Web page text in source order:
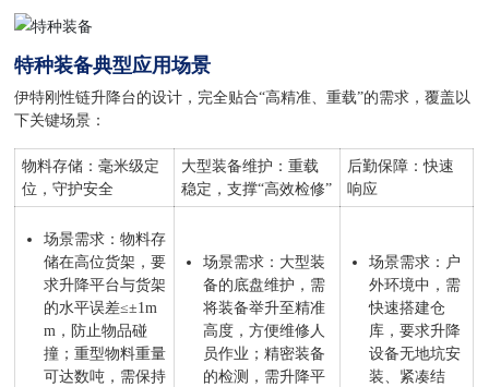
特种装备典型应用场景
伊特刚性链升降台的设计，完全贴合“高精准、重载”的需求，覆盖以
下关键场景：
物料存储：毫米级定
位，守护安全
大型装备维护：重载
稳定，支撑“高效检修”
后勤保障：快速
响应
场景需求：物料存
储在高位货架，要
求升降平台与货架
的水平误差≤±1m
m，防止物品碰
撞；重型物料重量
可达数吨，需保持
场景需求：大型装
备的底盘维护，需
将装备举升至精准
高度，方便维修人
员作业；精密装备
的检测，需升降平
场景需求：户
外环境中，需
快速搭建仓
库，要求升降
设备无地坑安
装、紧凑结